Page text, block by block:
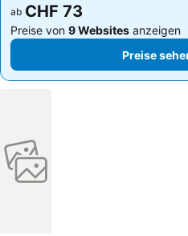
ab CHF 73
Preise von 9 Websitesanzeigen
Preise
ab CHF 73
Preise von 9 Websites anzeigen
Preise